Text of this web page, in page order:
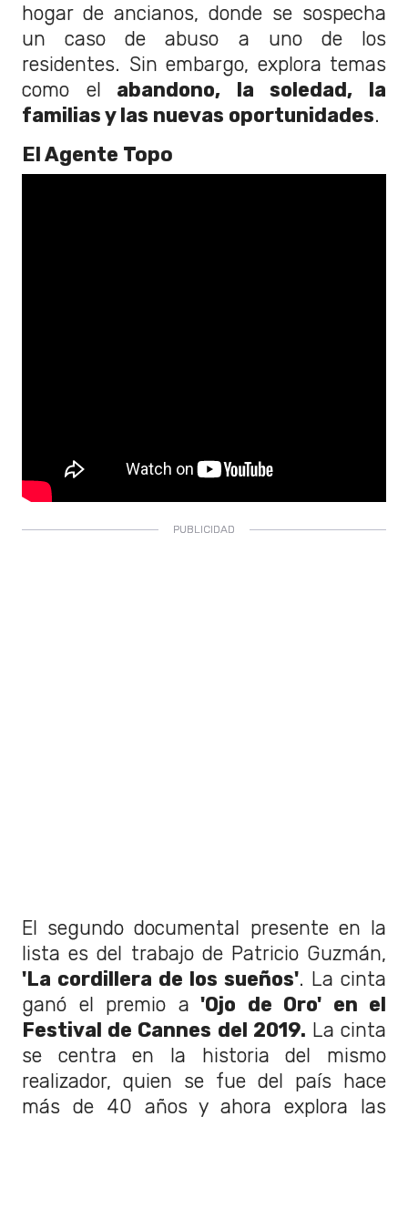
hogar de ancianos, donde se sospecha
un caso de abuso a uno de los
residentes. Sin embargo, explora temas
como el abandono, la soledad, la
familias y las nuevas oportunidades.
El Agente Topo
El segundo documental presente en la
lista es del trabajo de Patricio Guzmán,
'La cordillera de los sueños'. La cinta
ganó el premio a 'Ojo de Oro' en el
Festival de Cannes del 2019. La cinta
se centra en la historia del mismo
realizador, quien se fue del país hace
más de 40 años y ahora explora las